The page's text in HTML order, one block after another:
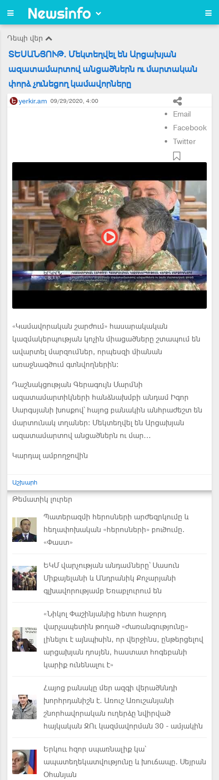
Դեպի վեր
ՏԵՍԱՆՅՈՒԹ. Մեկտեղվել են Արցախյան
ազատամարտով անցածներն ու մարտական
փորձ չունեցող կամավորները
yerkir.am 09/29/2020, 4:00
Email
Facebook
Twitter
«Կամավորական շարժում» հասարակական
կազմակերպության կոչին միացածները շտապում են
ավարտել մարզումներ, որպեսզի միանան
առաջնագծում գտնվողներին։
Դաշնակցության Գերագույն Մարմնի
ազատամարտիկների հանձնախմբի անդամ Իգոր
Սարգսյանի խոսքով՝ հայոց բանակին անհրաժեշտ են
մարտունակ տղաներ: Մեկտեղվել են Արցախյան
ազատամարտով անցածներն ու մար...
Կարդալ ամբողջովին
Աշխարհ
Թեմատիկ լուրեր
Պատերազմի հերոսների արժեզրկումը և
հեղափոխական «հերոսների» բուծումը.
«Փաստ»
ԵԿՄ վարչության անդամները՝ Սասուն
Միքայելանի և Անդրանիկ Քոչարյանի
գլխավորությամբ Եռաբլուրում են
«Նիկոլ Փաշինյանից հետո հաջորդ
վարչապետին թողած «ժառանգությունը»
լինելու է այնպիսին, որ վերջինս, ընթերցելով
արցախյան դոսյեն, հաստատ հոգեբանի
կարիք ունենալու է»
Հայոց բանակը մեր ազգի վերածննդի
խորհրդանիշն է. Առուշ Առուշանյանի
շնորհավորական ուղերձը նվիրված
հայկական ԶՈւ կազմավորման 30 - ամյակին
Երկոււ հզոր սպառնալիք կա՝
ապատեղեկատվությունը և խուճապը. Սեյրան
Օհանյան